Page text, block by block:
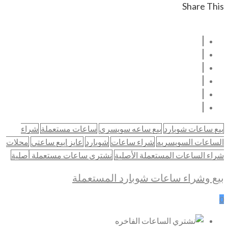
Share This
بيع ساعات شوبارد بيع ساعه سويسري ساعات مستعملة شراء
الساعات السويسريه شراء ساعات شوبارد عايز ابيع ساعتي محلات
شراء الساعات المستعملة الأصلية نشتري ساعات مستعملة أصلية
بيع وشراء ساعات شوبارد المستعملة
0